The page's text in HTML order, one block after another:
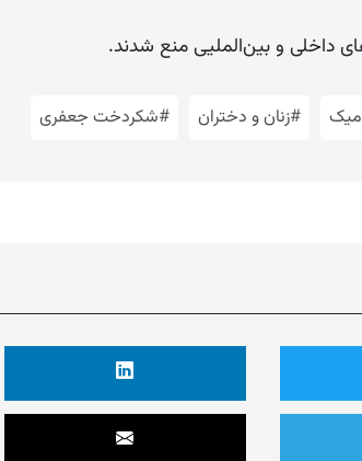
داخلی و بین‌الملیی منع شدند.
#زنان و دختران #شکردخت جعفری